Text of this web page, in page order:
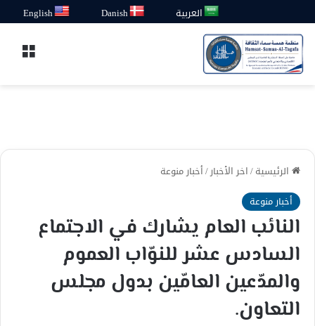
العربية Danish
English
الرئيسية/اخر الأخبار/أخبار منوعة
أخبار منوعة
النائب العام يشارك في الاجتماع
السادس عشر للنوّاب العموم
والمدّعين العامّين بدول مجلس
التعاون.